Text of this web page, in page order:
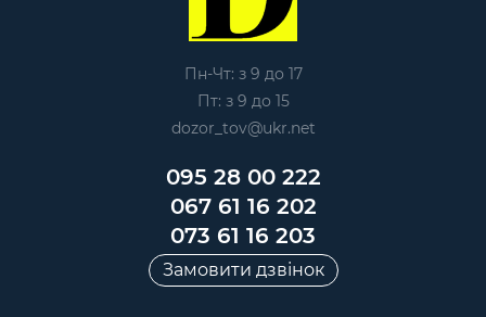
Пн-Чт: з 9 до 17
Пт: з 9 до 15
dozor_tov@ukr.net
095 28 00 222
067 61 16 202
073 61 16 203
Замовити дзвінок